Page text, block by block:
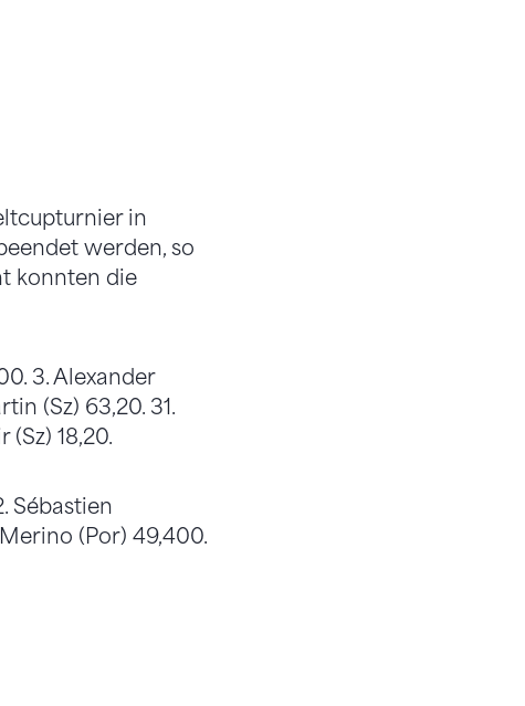
in
werden, so
konnten die
3. Alexander
(Sz) 63,20. 31.
18,20.
Sébastien
(Por) 49,400.